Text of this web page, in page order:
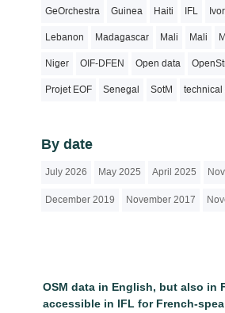
GeOrchestra Guinea Haiti IFL
Lebanon Madagascar Mali Mali
Niger OIF-DFEN Open data
Projet EOF Senegal SotM technical
By date
July 2026 May 2025 April 2025
December 2019 November 2017
OSM data in English, but also in
accessible in IFL for French-